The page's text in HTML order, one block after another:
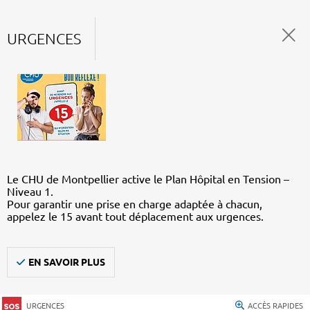
URGENCES
Le CHU de Montpellier active le Plan Hôpital en Tension –
Niveau 1.
Pour garantir une prise en charge adaptée à chacun,
appelez le 15 avant tout déplacement aux urgences.
EN SAVOIR PLUS
URGENCES ACCÈS RAPIDES